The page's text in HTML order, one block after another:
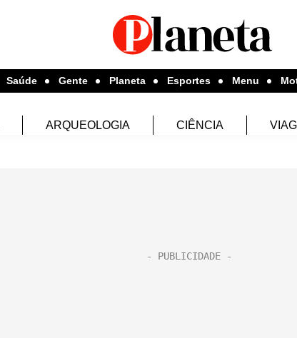
Saúde Gente Planeta Esportes Menu
ARQUEOLOGIA CIÊNCIA